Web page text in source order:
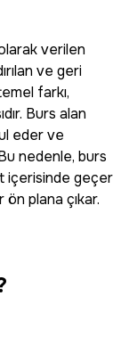
verilen
ve geri
farkı,
Burs alan
eder ve
nedenle, burs
içerisinde geçer
plana çıkar.